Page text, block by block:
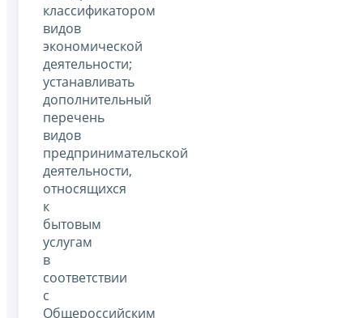
классификатором
видов
экономической
деятельности;
устанавливать
дополнительный
перечень
видов
предпринимательской
деятельности,
относящихся
к
бытовым
услугам
в
соответствии
с
Общероссийским